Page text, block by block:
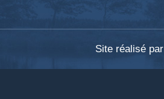
Site réalisé par